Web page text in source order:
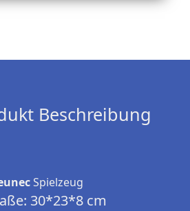
Beschreibung
Spielzeug
30*23*8 cm